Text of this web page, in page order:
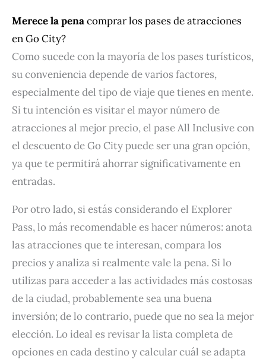
Merece la penacomprar los pases de atracciones
en Go City?
Como sucede con la mayoría de los pases turísticos,
su conveniencia depende de varios factores,
especialmente del tipo de viaje que tienes en mente.
Si tu intención es visitar el mayor número de
atracciones al mejor precio, el pase All Inclusive con
el descuento de Go City puede ser una gran opción,
ya que te permitirá ahorrar significativamente en
entradas.
Por otro lado, si estás considerando el Explorer
Pass, lo más recomendable es hacer números: anota
las atracciones que te interesan, compara los
precios y analiza si realmente vale la pena. Si lo
utilizas para acceder a las actividades más costosas
de la ciudad, probablemente sea una buena
inversión; de lo contrario, puede que no sea la mejor
elección. Lo ideal es revisar la lista completa de
opciones en cada destino y calcular cuál se adapta